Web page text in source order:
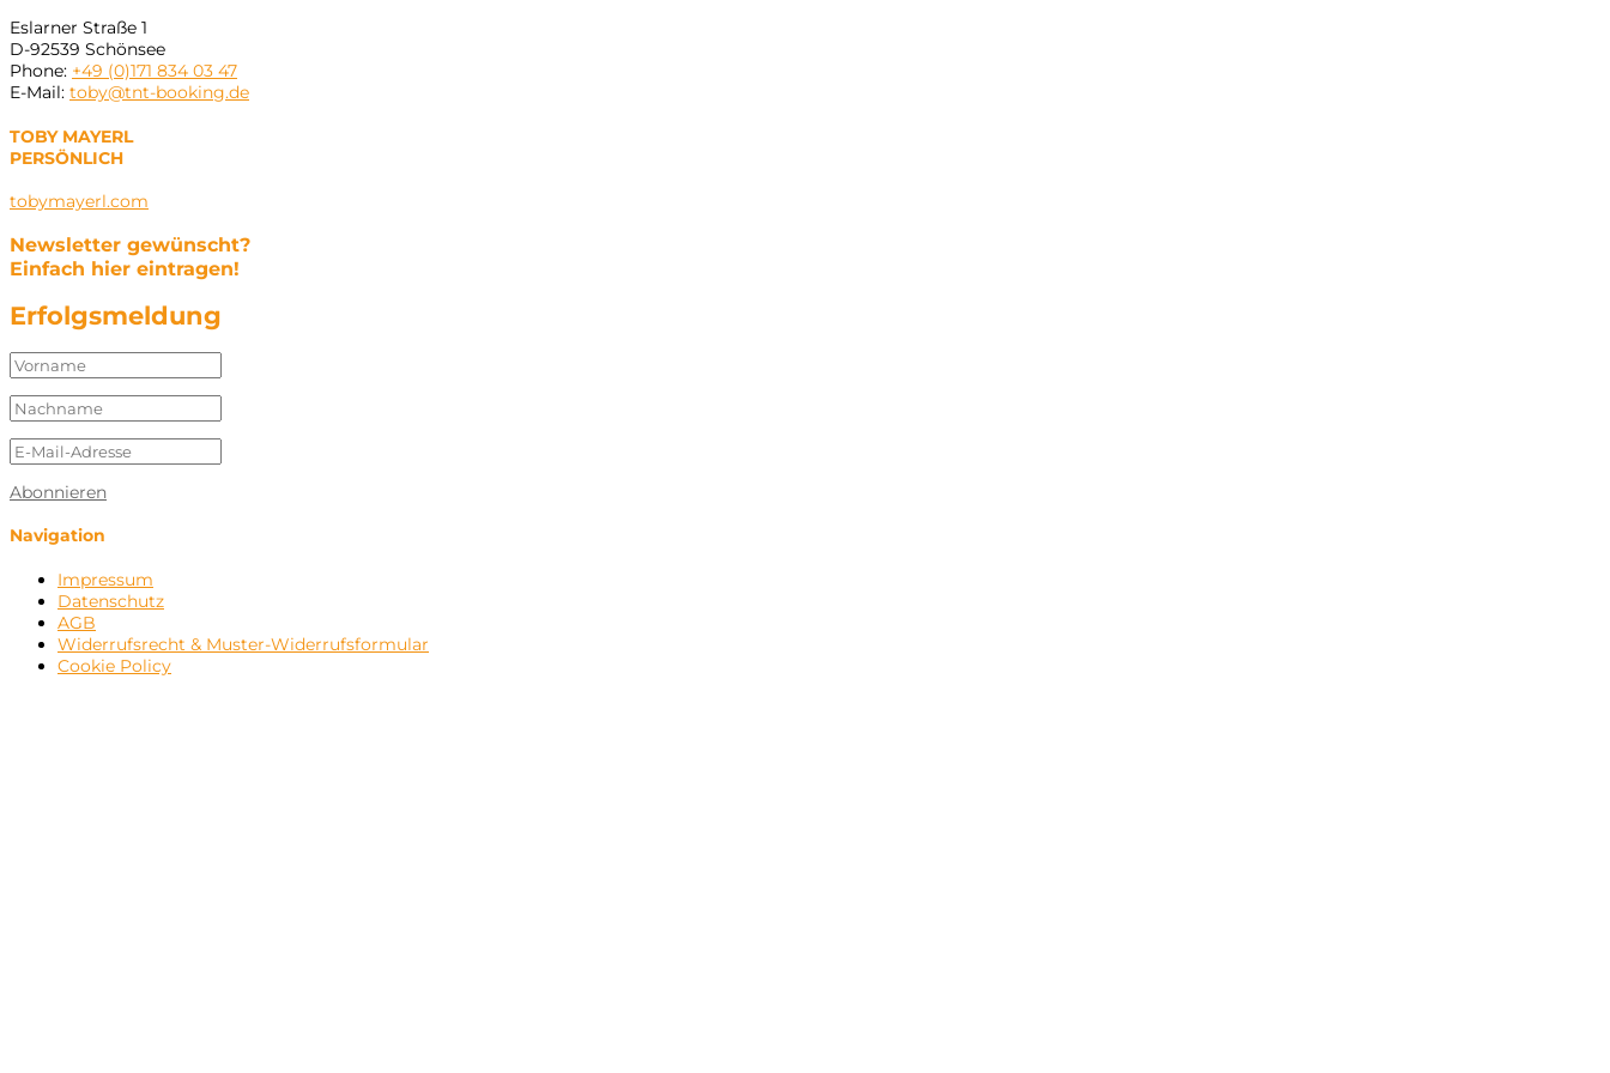
Eslarner Straße 1
D-92539 Schönsee
Phone: +49 (0)171 834 03 47
E-Mail: toby@tnt-booking.de
TOBY MAYERL
PERSÖNLICH
tobymayerl.com
Newsletter gewünscht?
Einfach hier eintragen!
Erfolgsmeldung
Abonnieren
Navigation
Impressum
Datenschutz
AGB
Widerrufsrecht & Muster-Widerrufsformular
Cookie Policy